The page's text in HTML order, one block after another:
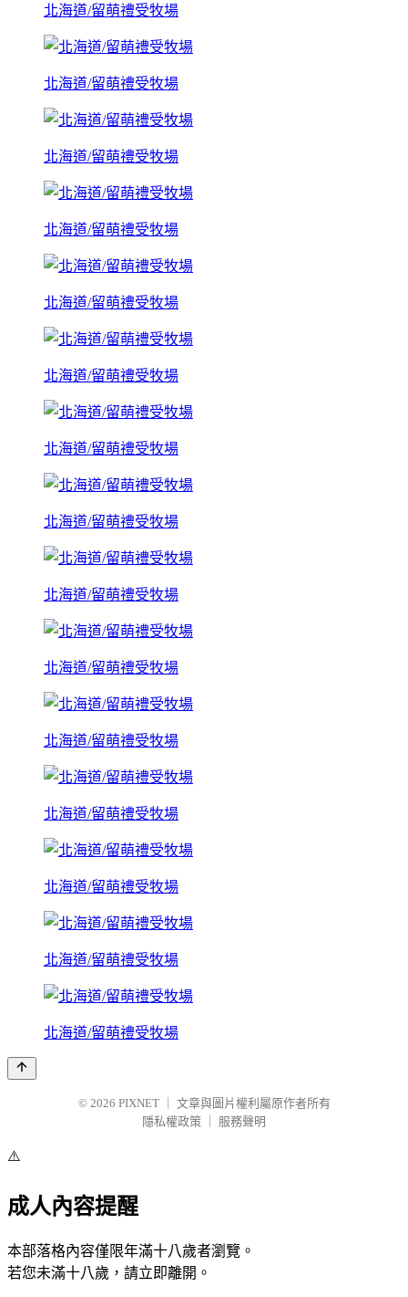
北海道/留萌禮受牧場
北海道/留萌禮受牧場
北海道/留萌禮受牧場
北海道/留萌禮受牧場
北海道/留萌禮受牧場
北海道/留萌禮受牧場
北海道/留萌禮受牧場
北海道/留萌禮受牧場
北海道/留萌禮受牧場
北海道/留萌禮受牧場
北海道/留萌禮受牧場
北海道/留萌禮受牧場
北海道/留萌禮受牧場
北海道/留萌禮受牧場
北海道/留萌禮受牧場
© 2026 PIXNET
文章與圖片權利屬原作者所有
隱私權政策
服務聲明
⚠️
成人內容提醒
本部落格內容僅限年滿十八歲者瀏覽。
若您未滿十八歲，請立即離開。